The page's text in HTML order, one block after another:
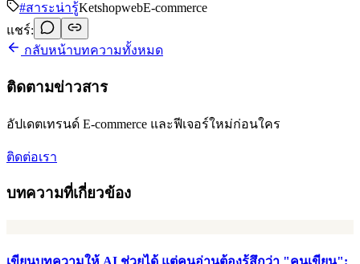
#สาระน่ารู้KetshopwebE-commerce
แชร์:
กลับหน้าบทความทั้งหมด
ติดตามข่าวสาร
อัปเดตเทรนด์ E-commerce และฟีเจอร์ใหม่ก่อนใคร
ติดต่อเรา
บทความที่เกี่ยวข้อง